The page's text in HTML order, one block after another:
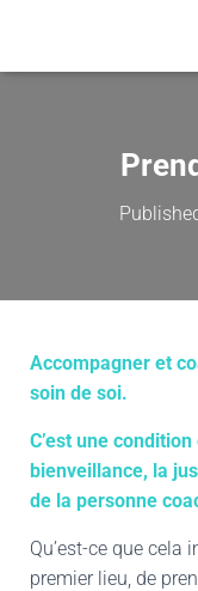
Accompagner et
soin de soi.
C’est une
bienveillance, la
de la personne
Qu’est-ce que cela
premier lieu, de